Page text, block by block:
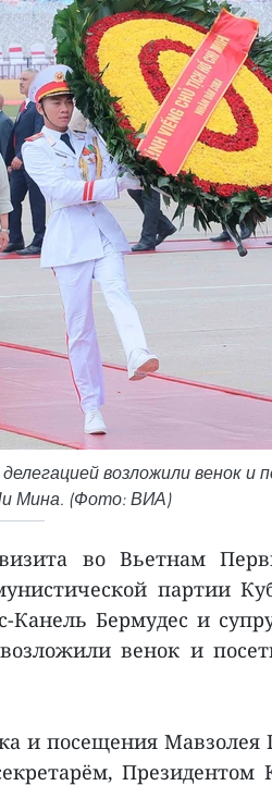
возложили венок и
Мина. (Фото: ВИА)
во Вьетнам
партии
Бермудес и
венок и
и посещения Мавзолея
Президентом